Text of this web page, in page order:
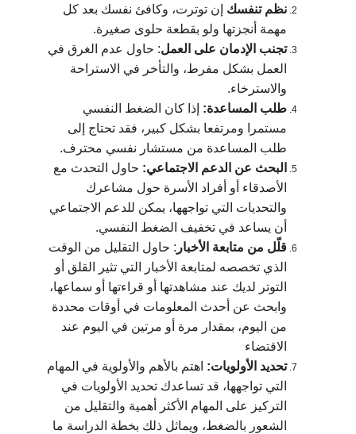
نظم تنفسك إن توترت، وكافئ نفسك بعد كل
مهمة أنجزتها ولو بقطعة حلوى صغيرة.
تجنب الإدمان على العمل: حاول عدم الغرق في
العمل بشكل مفرط، والتأخر في الاستراحة
والاسترخاء.
طلب المساعدة: إذا كان الضغط النفسي
مستمرا ومرتفعا بشكل كبير، فقد تحتاج إلى
طلب المساعدة من مستشار نفسي محترف.
البحث عن الدعم الاجتماعي: حاول التحدث مع
الأصدقاء أو أفراد الأسرة حول مشاعرك
والتحديات التي تواجهها، يمكن للدعم الاجتماعي
أن يساعد في تخفيف الضغط النفسي.
قلّل من متابعة الأخبار : حاول التقليل من الوقت
الذي تخصصه لمتابعة الأخبار التي تثير القلق أو
التوتر لديك عند مشاهدتها أو قراءتها أو سماعها،
وابحث عن أحدث المعلومات في أوقات محددة
من اليوم، بمقدار مرة أو مرتين في اليوم عند
الاقتضاء
تحديد الأولويات: اهتم بالأهم والأولوية في المهام
التي تواجهها، قد تساعدك تحديد الأولويات في
التركيز على المهام الأكثر أهمية والتقليل من
الشعور بالضغط، ويماثل ذلك بخطة الدراسة ما